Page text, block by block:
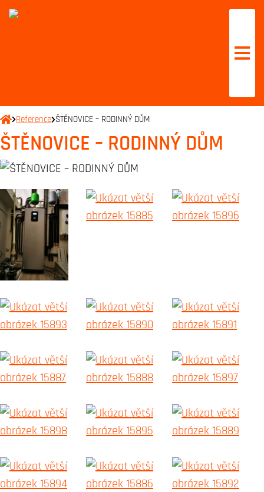
Reference ŠTĚNOVICE – RODINNÝ DŮM
ŠTĚNOVICE – RODINNÝ DŮM